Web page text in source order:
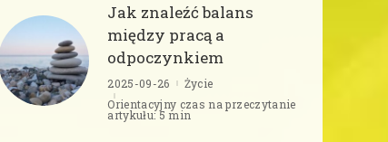
Jak znaleźć balans
między pracą a
odpoczynkiem
2025-09-26
Życie
Orientacyjny czas na przeczytanie
artykułu: 5 min